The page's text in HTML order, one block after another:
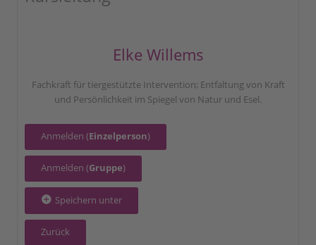
Elke Willems
Fachkraft für tiergestützte Intervention; Entfaltung von Kraft
und Persönlichkeit im Spiegel von Natur und Esel.
Anmelden (Einzelperson)
Anmelden (Gruppe)
Speichern unter
Zurück